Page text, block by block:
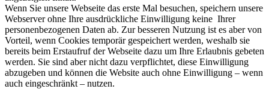
Wenn Sie unsere Webseite das erste Mal besuchen, speichern unsere
Webserver ohne Ihre ausdrückliche Einwilligung keine Ihrer
personenbezogenen Daten ab. Zur besseren Nutzung ist es aber von
Vorteil, wenn Cookies temporär gespeichert werden, weshalb sie
bereits beim Erstaufruf der Webseite dazu um Ihre Erlaubnis gebeten
werden. Sie sind aber nicht dazu verpflichtet, diese Einwilligung
abzugeben und können die Website auch ohne Einwilligung – wenn
auch eingeschränkt – nutzen.